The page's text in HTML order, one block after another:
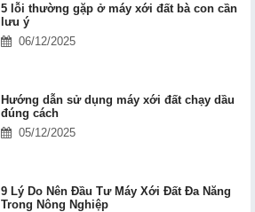
5 lỗi thường gặp ở máy xới đất bà con cần
lưu ý
06/12/2025
Hướng dẫn sử dụng máy xới đất chạy dầu
đúng cách
05/12/2025
9 Lý Do Nên Đầu Tư Máy Xới Đất Đa Năng
Trong Nông Nghiệp